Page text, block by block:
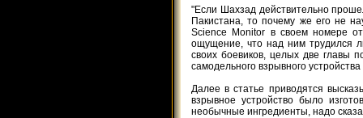
"Если Шахзад действительно
Пакистана, то почему же его не
Science Monitor в своем номере
ощущение, что над ним трудился
своих боевиков, целых две главы
самодельного взрывного
Далее в статье приводятся
взрывное устройство было
необычные ингредиенты, надо